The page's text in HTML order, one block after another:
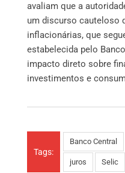
avaliam que a
um discurso cauteloso
inflacionárias, que
estabelecida pelo
impacto direto sobre
investimentos e
Tags:
Banco Central
juros Selic